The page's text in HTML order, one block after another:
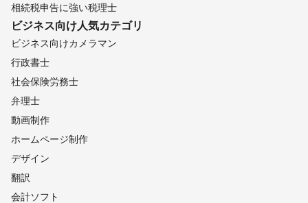
相続税申告に強い税理士
ビジネス向け人気カテゴリ
ビジネス向けカメラマン
行政書士
社会保険労務士
弁理士
動画制作
ホームページ制作
デザイン
翻訳
会計ソフト